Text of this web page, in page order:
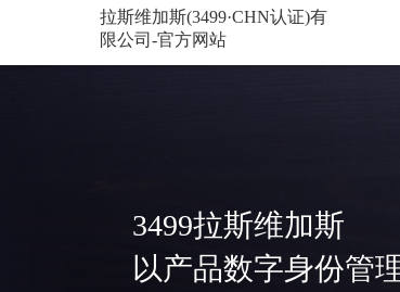
拉斯维加斯(3499·CHN认证)有
限公司-官方网站
3499拉斯维加斯
以产品数字身份管